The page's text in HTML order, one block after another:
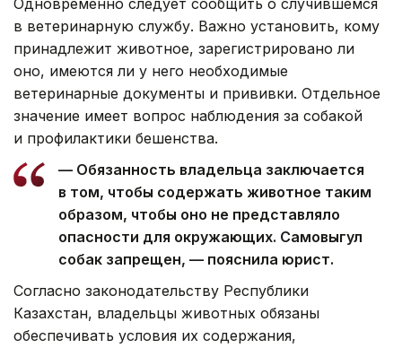
Одновременно следует сообщить о случившемся
в ветеринарную службу. Важно установить, кому
принадлежит животное, зарегистрировано ли
оно, имеются ли у него необходимые
ветеринарные документы и прививки. Отдельное
значение имеет вопрос наблюдения за собакой
и профилактики бешенства.
— Обязанность владельца заключается
в том, чтобы содержать животное таким
образом, чтобы оно не представляло
опасности для окружающих. Самовыгул
собак запрещен, — пояснила юрист.
Согласно законодательству Республики
Казахстан, владельцы животных обязаны
обеспечивать условия их содержания,